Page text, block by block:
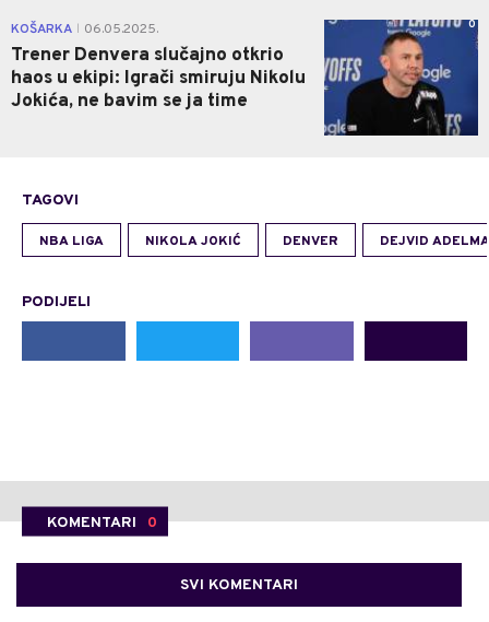
KOŠARKA 06.05.2025.
Trener Denvera slučajno otkrio
haos u ekipi: Igrači smiruju Nikolu
Jokića, ne bavim se ja time
0
TAGOVI
NBA LIGA NIKOLA JOKIĆ DENVER DEJVID
PODIJELI
KOMENTARI 0
SVI KOMENTARI